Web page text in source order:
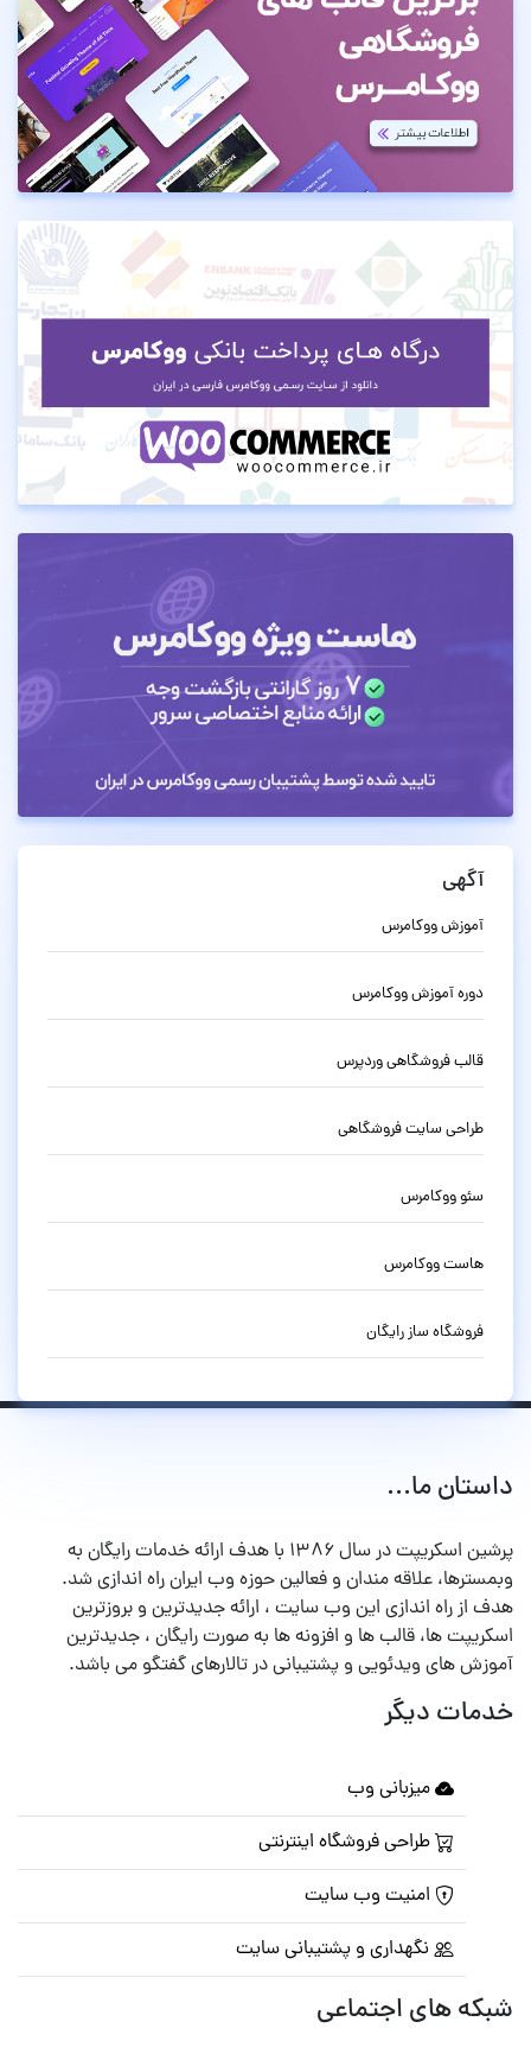
آگهی
آموزش ووکامرس
دوره آموزش ووکامرس
قالب فروشگاهی وردپرس
طراحی سایت فروشگاهی
سئو ووکامرس
هاست ووکامرس
فروشگاه ساز رایگان
داستان ما...
پرشین اسکریپت در سال ۱۳۸۶ با هدف ارائه خدمات رایگان به
وبمسترها، علاقه مندان و فعالین حوزه وب ایران راه اندازی شد.
هدف از راه اندازی این وب سایت ، ارائه جدیدترین و بروزترین
اسکریپت ها، قالب ها و افزونه ها به صورت رایگان ، جدیدترین
آموزش های ویدئویی و پشتیبانی در تالارهای گفتگو می باشد.
خدمات دیگر
میزبانی وب
طراحی فروشگاه اینترنتی
امنیت وب سایت
نگهداری و پشتیبانی سایت
شبکه های اجتماعی